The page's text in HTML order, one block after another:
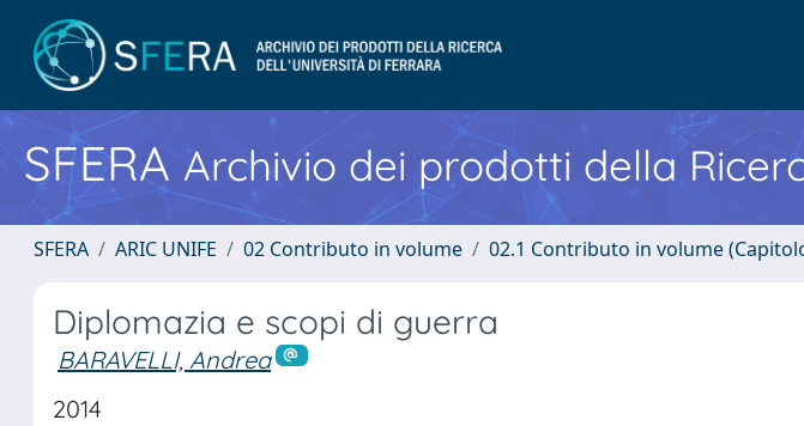
SFERA Archivio dei prodotti della
SFERA ARIC UNIFE 02 Contributo in volume 02.1 Contributo in volume
Diplomazia e scopi di guerra
BARAVELLI, Andrea
2014